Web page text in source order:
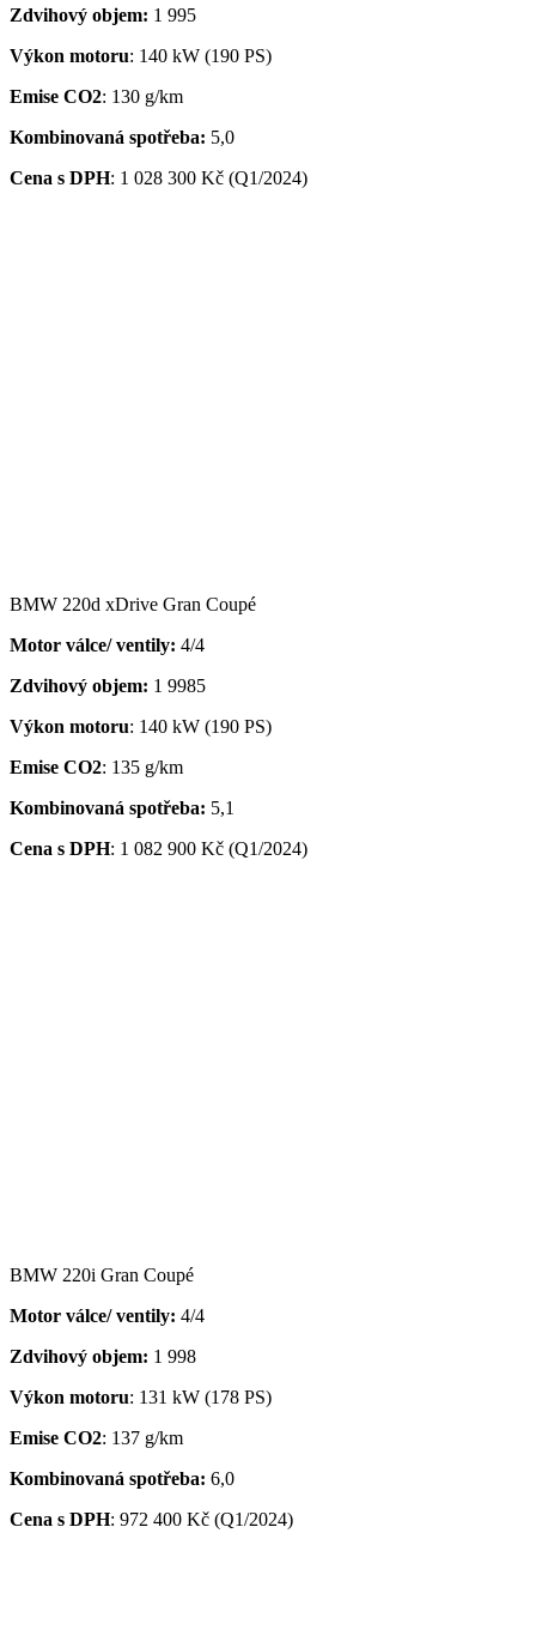
Zdvihový objem: 1 995
Výkon motoru: 140 kW (190 PS)
Emise CO2: 130 g/km
Kombinovaná spotřeba: 5,0
Cena s DPH: 1 028 300 Kč (Q1/2024)
BMW 220d xDrive Gran Coupé
Motor válce/ ventily: 4/4
Zdvihový objem: 1 9985
Výkon motoru: 140 kW (190 PS)
Emise CO2: 135 g/km
Kombinovaná spotřeba: 5,1
Cena s DPH: 1 082 900 Kč (Q1/2024)
BMW 220i Gran Coupé
Motor válce/ ventily: 4/4
Zdvihový objem: 1 998
Výkon motoru: 131 kW (178 PS)
Emise CO2: 137 g/km
Kombinovaná spotřeba: 6,0
Cena s DPH: 972 400 Kč (Q1/2024)